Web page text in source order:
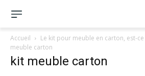
Accueil Le kit pour meuble en carton, est-
meuble carton
kit meuble carton